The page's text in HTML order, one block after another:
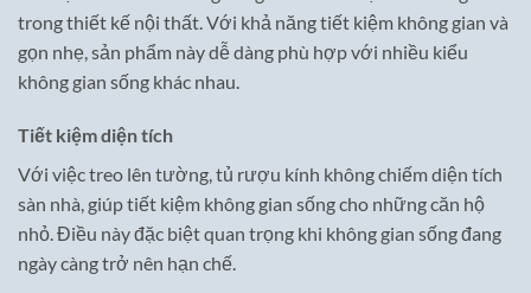
trong thiết kế nội thất. Với khả năng tiết kiệm không gian và
gọn nhẹ, sản phẩm này dễ dàng phù hợp với nhiều kiểu
không gian sống khác nhau.
Tiết kiệm diện tích
Với việc treo lên tường, tủ rượu kính không chiếm diện tích
sàn nhà, giúp tiết kiệm không gian sống cho những căn hộ
nhỏ. Điều này đặc biệt quan trọng khi không gian sống đang
ngày càng trở nên hạn chế.